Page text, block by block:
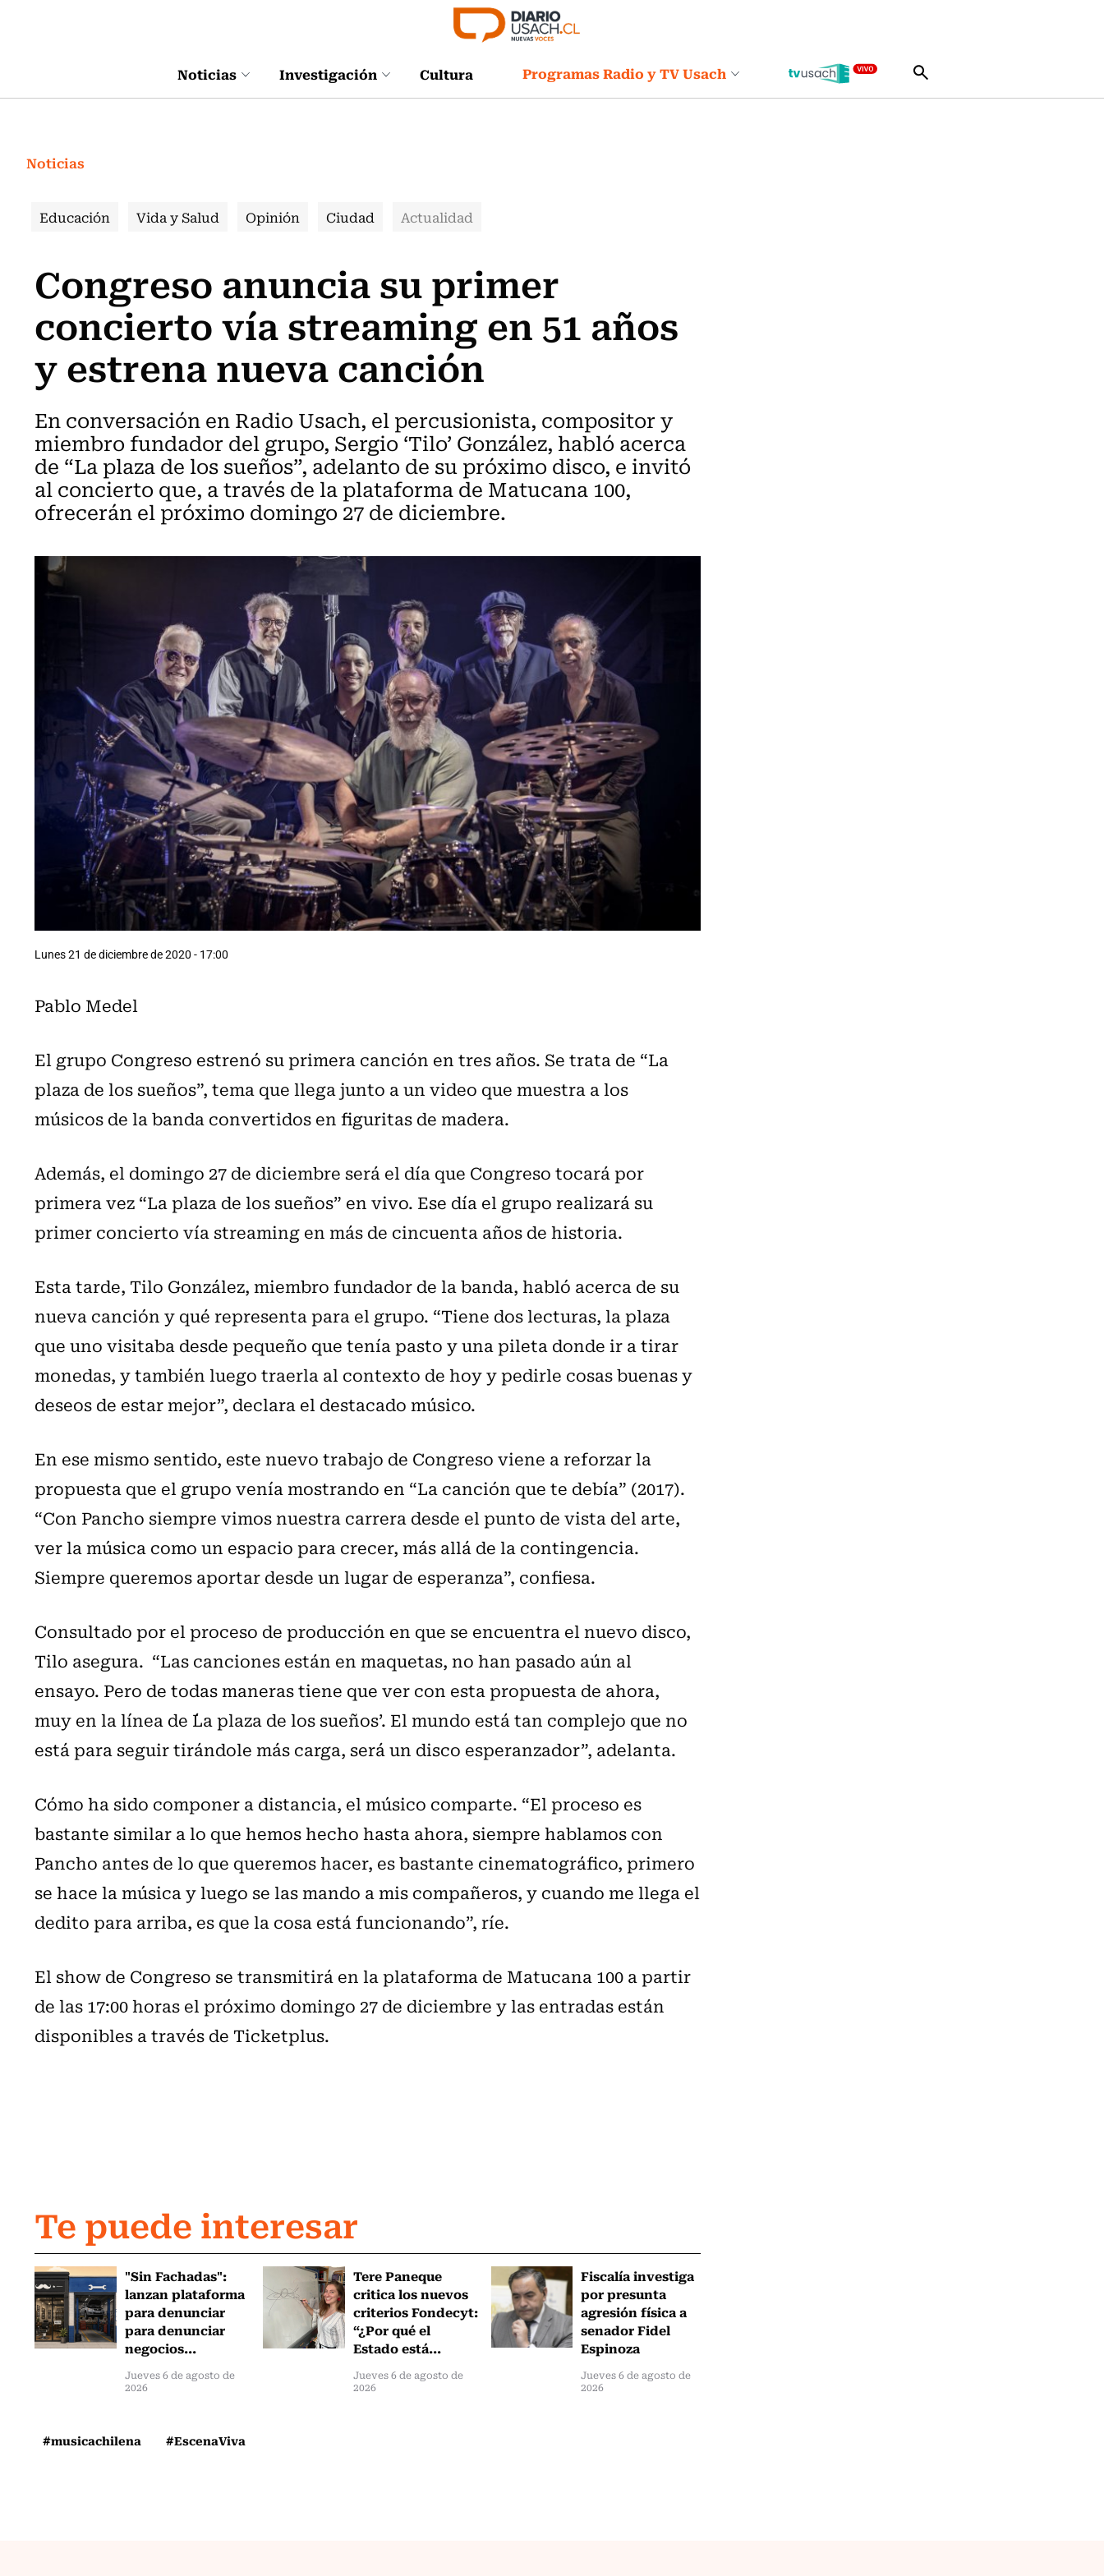
Noticias Investigación Cultura Programas Radio y TV Usach
Noticias
Educación Vida y Salud Opinión Ciudad Actualidad
Congreso anuncia su primer
concierto vía streaming en 51 años
y estrena nueva canción
En conversación en Radio Usach, el percusionista, compositor y
miembro fundador del grupo, Sergio ‘Tilo’ González, habló acerca
de “La plaza de los sueños”, adelanto de su próximo disco, e invitó
al concierto que, a través de la plataforma de Matucana 100,
ofrecerán el próximo domingo 27 de diciembre.
Lunes 21 de diciembre de 2020 - 17:00
Pablo Medel
El grupo Congreso estrenó su primera canción en tres años. Se trata de “La
plaza de los sueños”, tema que llega junto a un video que muestra a los
músicos de la banda convertidos en figuritas de madera.
Además, el domingo 27 de diciembre será el día que Congreso tocará por
primera vez “La plaza de los sueños” en vivo. Ese día el grupo realizará su
primer concierto vía streaming en más de cincuenta años de historia.
Esta tarde, Tilo González, miembro fundador de la banda, habló acerca de su
nueva canción y qué representa para el grupo. “Tiene dos lecturas, la plaza
que uno visitaba desde pequeño que tenía pasto y una pileta donde ir a tirar
monedas, y también luego traerla al contexto de hoy y pedirle cosas buenas y
deseos de estar mejor”, declara el destacado músico.
En ese mismo sentido, este nuevo trabajo de Congreso viene a reforzar la
propuesta que el grupo venía mostrando en “La canción que te debía” (2017).
“Con Pancho siempre vimos nuestra carrera desde el punto de vista del arte,
ver la música como un espacio para crecer, más allá de la contingencia.
Siempre queremos aportar desde un lugar de esperanza”, confiesa.
Consultado por el proceso de producción en que se encuentra el nuevo disco,
Tilo asegura. “Las canciones están en maquetas, no han pasado aún al
ensayo. Pero de todas maneras tiene que ver con esta propuesta de ahora,
muy en la línea de ´La plaza de los sueños’. El mundo está tan complejo que no
está para seguir tirándole más carga, será un disco esperanzador”, adelanta.
Cómo ha sido componer a distancia, el músico comparte. “El proceso es
bastante similar a lo que hemos hecho hasta ahora, siempre hablamos con
Pancho antes de lo que queremos hacer, es bastante cinematográfico, primero
se hace la música y luego se las mando a mis compañeros, y cuando me llega el
dedito para arriba, es que la cosa está funcionando”, ríe.
El show de Congreso se transmitirá en la plataforma de Matucana 100 a partir
de las 17:00 horas el próximo domingo 27 de diciembre y las entradas están
disponibles a través de Ticketplus.
Te puede interesar
"Sin Fachadas":
lanzan plataforma
para denunciar
para denunciar
negocios...
Jueves 6 de agosto de
2026
Tere Paneque
critica los nuevos
criterios Fondecyt:
“¿Por qué el
Estado está...
Jueves 6 de agosto de
2026
Fiscalía investiga
por presunta
agresión física a
senador Fidel
Espinoza
Jueves 6 de agosto de
2026
#musicachilena #EscenaViva